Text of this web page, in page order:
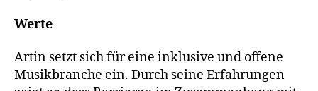
Werte
Artin setzt sich für eine inklusive und offene
Musikbranche ein. Durch seine Erfahrungen